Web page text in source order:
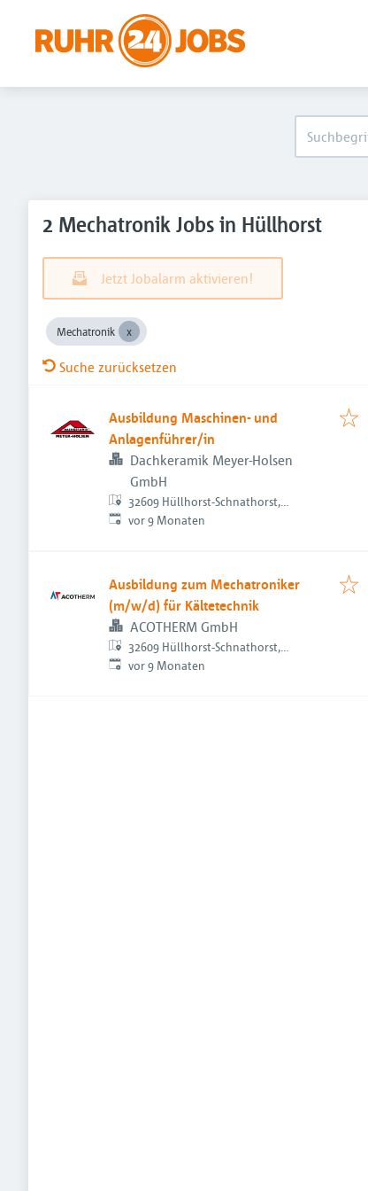
2 Mechatronik Jobs in Hüllhorst
Jetzt Jobalarm aktivieren!
Mechatronik
Suche zurücksetzen
Ausbildung Maschinen- und
Anlagenführer/in
Dachkeramik Meyer-Holsen
GmbH
32609 Hüllhorst-Schnathorst,
Deutschland
Veröffentlicht:
vor 9 Monaten
Ausbildung zum Mechatroniker
(m/w/d) für Kältetechnik
ACOTHERM GmbH
32609 Hüllhorst-Schnathorst,
Deutschland
Veröffentlicht:
vor 9 Monaten